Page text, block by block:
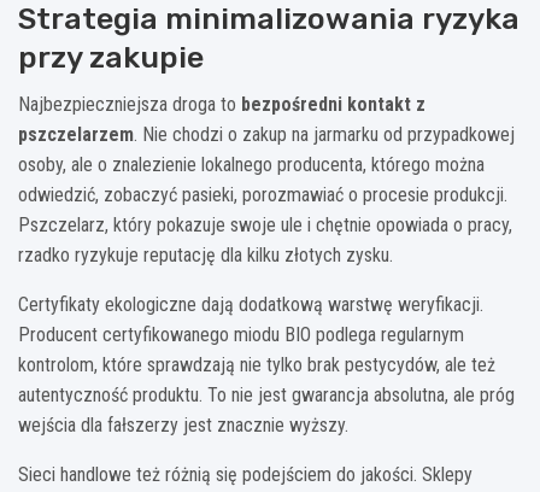
Strategia minimalizowania ryzyka
przy zakupie
Najbezpieczniejsza droga to bezpośredni kontakt z
pszczelarzem. Nie chodzi o zakup na jarmarku od przypadkowej
osoby, ale o znalezienie lokalnego producenta, którego można
odwiedzić, zobaczyć pasieki, porozmawiać o procesie produkcji.
Pszczelarz, który pokazuje swoje ule i chętnie opowiada o pracy,
rzadko ryzykuje reputację dla kilku złotych zysku.
Certyfikaty ekologiczne dają dodatkową warstwę weryfikacji.
Producent certyfikowanego miodu BIO podlega regularnym
kontrolom, które sprawdzają nie tylko brak pestycydów, ale też
autentyczność produktu. To nie jest gwarancja absolutna, ale próg
wejścia dla fałszerzy jest znacznie wyższy.
Sieci handlowe też różnią się podejściem do jakości. Sklepy